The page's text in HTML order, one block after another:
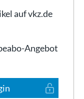
auf vkz.de
Angebot